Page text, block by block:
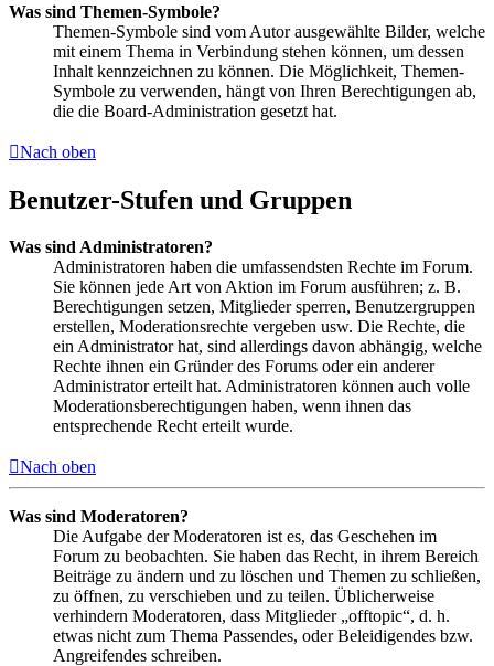
Was sind Themen-Symbole?
Themen-Symbole sind vom Autor ausgewählte Bilder, welche
mit einem Thema in Verbindung stehen können, um dessen
Inhalt kennzeichnen zu können. Die Möglichkeit, Themen-
Symbole zu verwenden, hängt von Ihren Berechtigungen ab,
die die Board-Administration gesetzt hat.
Nach oben
Benutzer-Stufen und Gruppen
Was sind Administratoren?
Administratoren haben die umfassendsten Rechte im Forum.
Sie können jede Art von Aktion im Forum ausführen; z. B.
Berechtigungen setzen, Mitglieder sperren, Benutzergruppen
erstellen, Moderationsrechte vergeben usw. Die Rechte, die
ein Administrator hat, sind allerdings davon abhängig, welche
Rechte ihnen ein Gründer des Forums oder ein anderer
Administrator erteilt hat. Administratoren können auch volle
Moderationsberechtigungen haben, wenn ihnen das
entsprechende Recht erteilt wurde.
Nach oben
Was sind Moderatoren?
Die Aufgabe der Moderatoren ist es, das Geschehen im
Forum zu beobachten. Sie haben das Recht, in ihrem Bereich
Beiträge zu ändern und zu löschen und Themen zu schließen,
zu öffnen, zu verschieben und zu teilen. Üblicherweise
verhindern Moderatoren, dass Mitglieder „offtopic“, d. h.
etwas nicht zum Thema Passendes, oder Beleidigendes bzw.
Angreifendes schreiben.